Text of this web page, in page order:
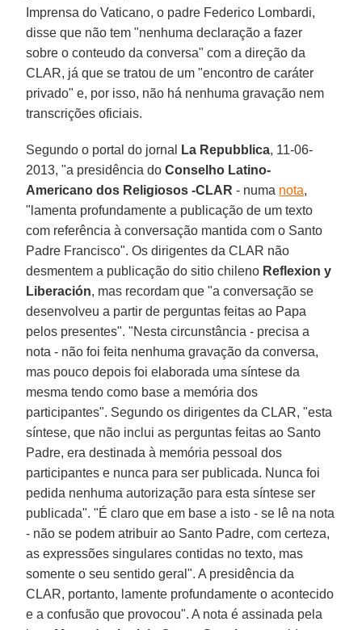
Imprensa do Vaticano, o padre Federico Lombardi,
disse que não tem "nenhuma declaração a fazer
sobre o conteudo da conversa" com a direção da
CLAR, já que se tratou de um "encontro de caráter
privado" e, por isso, não há nenhuma gravação nem
transcrições oficiais.
Segundo o portal do jornal La Repubblica, 11-06-
2013, "a presidência doConselho Latino-
Americano dos Religiosos -CLAR - numa nota,
"lamenta profundamente a publicação de um texto
com referência à conversação mantida com o Santo
Padre Francisco". Os dirigentes da CLAR não
desmentem a publicação do sitio chileno Reflexion y
Liberación, mas recordam que "a conversação se
desenvolveu a partir de perguntas feitas ao Papa
pelos presentes". "Nesta circunstância - precisa a
nota - não foi feita nenhuma gravação da conversa,
mas pouco depois foi elaborada uma síntese da
mesma tendo como base a memória dos
participantes". Segundo os dirigentes da CLAR, "esta
síntese, que não inclui as perguntas feitas ao Santo
Padre, era destinada à memória pessoal dos
participantes e nunca para ser publicada. Nunca foi
pedida nenhuma autorização para esta síntese ser
publicada". "É claro que em base a isto - se lê na nota
- não se podem atribuir ao Santo Padre, com certeza,
as expressões singulares contidas no texto, mas
somente o seu sentido geral". A presidência da
CLAR, portanto, lamente profundamente o acontecido
e a confusão que provocou". A nota é assinada pela